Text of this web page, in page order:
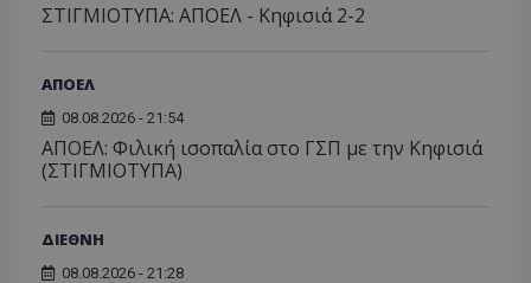
ΣΤΙΓΜΙΟΤΥΠΑ: ΑΠΟΕΛ - Κηφισιά 2-2
ΑΠΟΕΛ
08.08.2026 - 21:54
ΑΠΟΕΛ: Φιλική ισοπαλία στο ΓΣΠ με την Κηφισιά
(ΣΤΙΓΜΙΟΤΥΠΑ)
ΔΙΕΘΝΗ
08.08.2026 - 21:28